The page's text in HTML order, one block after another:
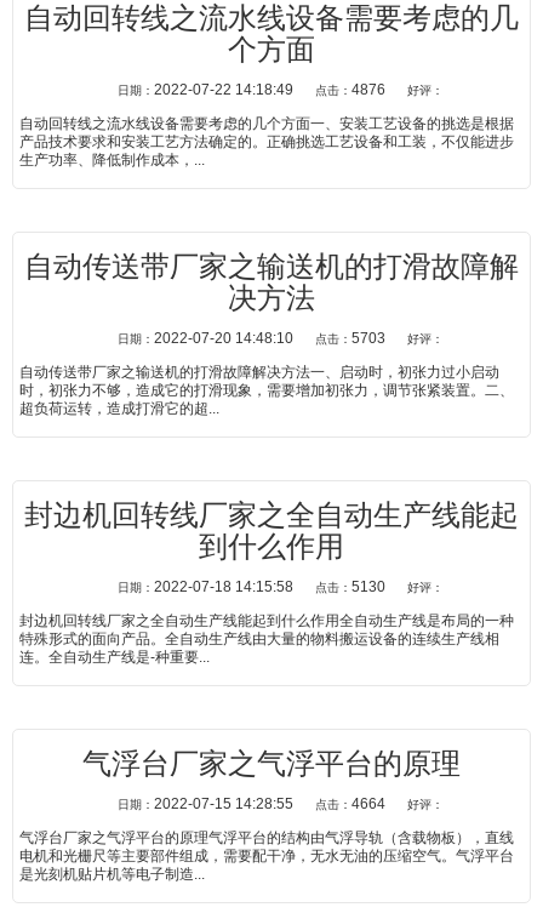
自动回转线之流水线设备需要考虑的几
个方面
日期： 2022-07-22 14:18:49 点击： 4876 好评：
自动回转线之流水线设备需要考虑的几个方面一、安装工艺设备的挑选是根据
产品技术要求和安装工艺方法确定的。正确挑选工艺设备和工装，不仅能进步
生产功率、降低制作成本，...
自动传送带厂家之输送机的打滑故障解
决方法
日期： 2022-07-20 14:48:10 点击： 5703 好评：
自动传送带厂家之输送机的打滑故障解决方法一、启动时，初张力过小启动
时，初张力不够，造成它的打滑现象，需要增加初张力，调节张紧装置。二、
超负荷运转，造成打滑它的超...
封边机回转线厂家之全自动生产线能起
到什么作用
日期： 2022-07-18 14:15:58 点击： 5130 好评：
封边机回转线厂家之全自动生产线能起到什么作用全自动生产线是布局的一种
特殊形式的面向产品。全自动生产线由大量的物料搬运设备的连续生产线相
连。全自动生产线是-种重要...
气浮台厂家之气浮平台的原理
日期： 2022-07-15 14:28:55 点击： 4664 好评：
气浮台厂家之气浮平台的原理气浮平台的结构由气浮导轨（含载物板），直线
电机和光栅尺等主要部件组成，需要配干净，无水无油的压缩空气。气浮平台
是光刻机贴片机等电子制造...